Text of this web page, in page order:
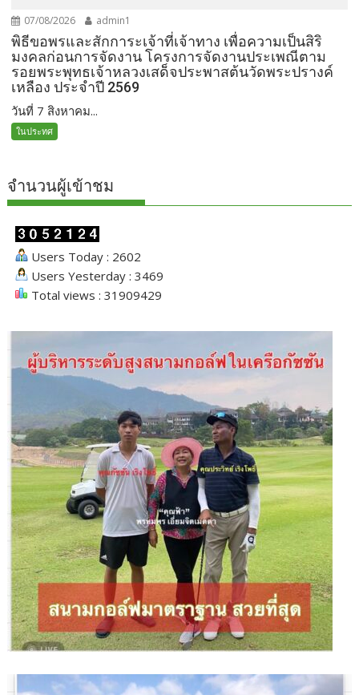
07/08/2026 admin1
พิธีขอพรและสักการะเจ้าที่เจ้าทาง เพื่อความเป็นสิริ
มงคลก่อนการจัดงาน โครงการจัดงานประเพณีตาม
รอยพระพุทธเจ้าหลวงเสด็จประพาสต้นวัดพระปรางค์
เหลือง ประจำปี 2569
วันที่ 7 สิงหาคม...
ในประทศ
จำนวนผู้เข้าชม
Users Today : 2602
Users Yesterday : 3469
Total views : 31909429